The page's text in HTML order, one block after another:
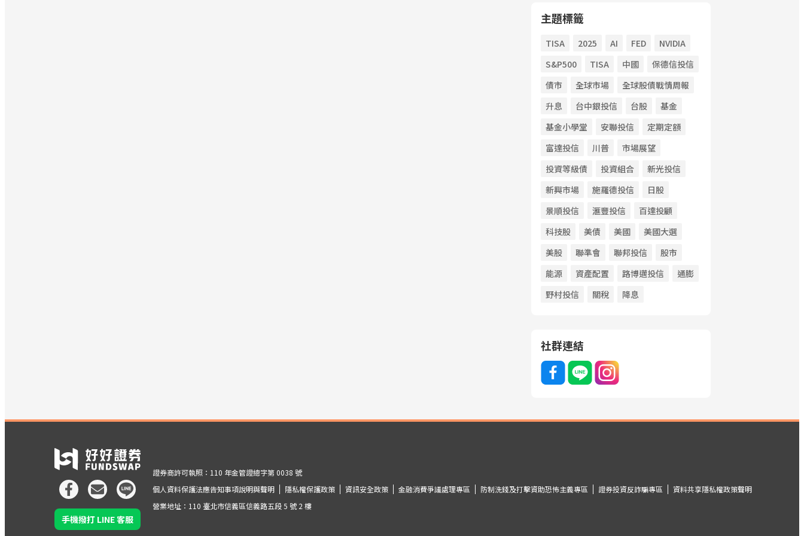
主題標籤
TISA 2025 AI FED
NVIDIA
S&P500
TISA 中國
保德信投信
債市
全球市場
全球股債戰情周報
升息
台中銀投信 台股
基金
基金小學堂
安聯投信
定期定額
富達投信
川普
市場展望
投資等級債
投資組合
新光投信
新興市場
施羅德投信
日股
景順投信
滙豐投信
百達投顧
科技股
美債 美國
美國大選
美股
聯準會 聯邦投信
股市
能源
資產配置 路博邁投信
通膨
野村投信
關稅 降息
社群連結
手機撥打 LINE 客服
證券商許可執照：110 年金管證總字第 0038 號
個人資料保護法應告知事項說明與聲明
隱私權保護政策 資訊安全政策 金融消費爭議處理專區 防制洗錢及打擊資助恐怖主義專區 證券投資反詐騙專區
資料共享隱私權政策聲明
營業地址：110 臺北市信義區信義路五段 5 號 2 樓